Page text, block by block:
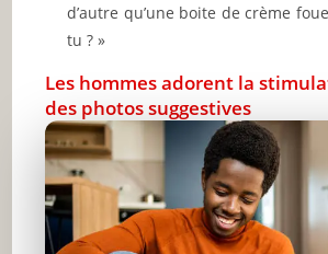
d’autre qu’une boite de crème
tu ? »
Les hommes adorent la
des photos suggestives